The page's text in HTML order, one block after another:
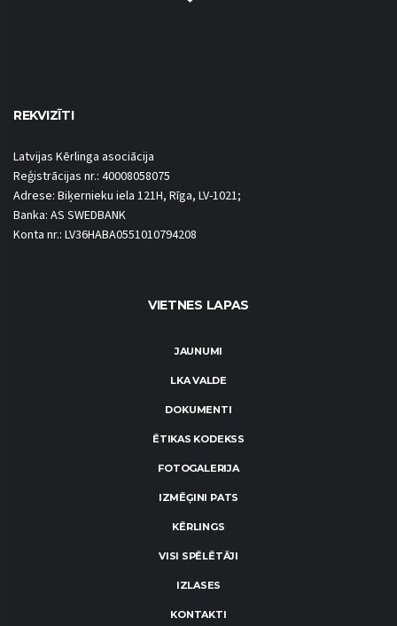
REKVIZĪTI
Latvijas Kērlinga asociācija
Reģistrācijas nr.: 40008058075
Adrese: Biķernieku iela 121H, Rīga, LV-1021;
Banka: AS SWEDBANK
Konta nr.: LV36HABA0551010794208
VIETNES LAPAS
JAUNUMI
LKA VALDE
DOKUMENTI
ĒTIKAS KODEKSS
FOTOGALERIJA
IZMĒĢINI PATS
KĒRLINGS
VISI SPĒLĒTĀJI
IZLASES
KONTAKTI